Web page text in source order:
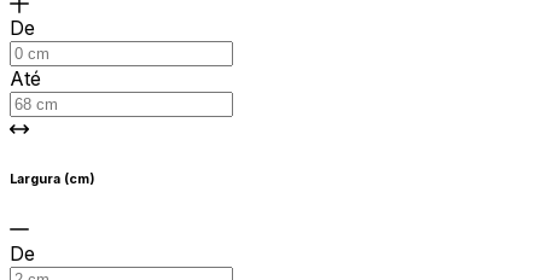
De
Até
Largura (cm)
De